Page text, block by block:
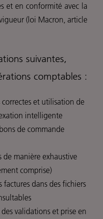
et en conformité avec la
(loi Macron, article
suivantes,
comptables :
et utilisation de
intelligente
de commande
de manière exhaustive
comprise)
dans des fichiers
validations et prise en